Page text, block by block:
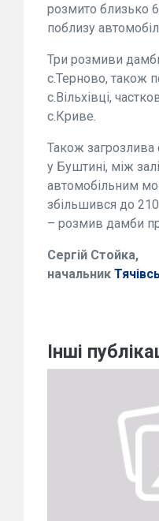
розмито близько
поблизу
Три розмиви
с.Терново, також
с.Вільхівці,
с.Криве.
Також загрозлива
у Буштині, між
автомобільним
збільшився до 210
– розмив дамби
Сергій Стойка,
начальник
Інші